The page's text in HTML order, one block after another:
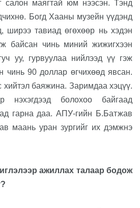
салон маягтай юм нээсэн. Тэнд
Богд Хааны музейн үүдэнд
ширээ тавиад өгөхөөр нь хэдэн
байсан чинь миний жижигхээн
уу, гурвуулаа нийлээд үү гэж
чинь 90 доллар өгчихөөд явсан.
баяжина. Заримдаа хэцүү.
нэхэгдээд болохоо байгаад
гарна даа. АПУ-гийн Б.Батжав
маань уран зургийг их дэмжнэ
ажиллах талаар бодож